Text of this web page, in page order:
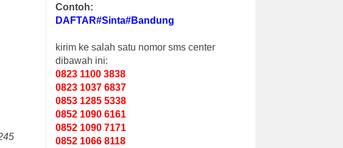
Contoh:
DAFTAR#Sinta#Bandung
kirim ke salah satu nomor sms center
dibawah ini:
0823 1100 3838
0823 1037 6837
0853 1285 5338
0852 1090 6161
0852 1090 7171
0852 1066 8118